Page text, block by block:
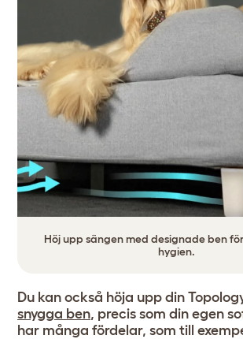
Höj upp sängen med designade ben
hygien.
Du kan också höja upp din
snygga ben, precis som din egen
har många fördelar, som till